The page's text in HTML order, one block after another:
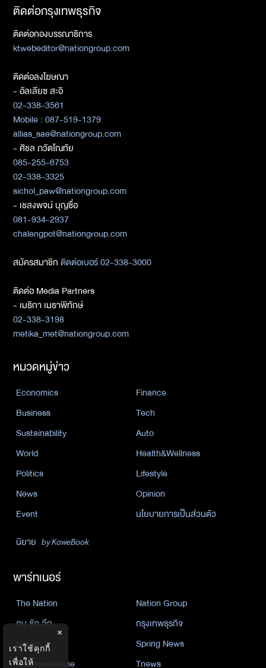
ติดต่อกรุงเทพธุรกิจ
ติดต่อกองบรรณาธิการ
ktwebeditor@nationgroup.com
ติดต่อลงโฆษณา
- อัลเลียซ สะอิ
02-338-3561
Mobile : 087-519-1379
allias_sae@nationgroup.com
- ศิชล ภวัตโณทัย
085-255-6753
02-338-3325
sichol_paw@nationgroup.com
- เชลงพจน์ บุญซื่อ
081-934-2937
chalengpot@nationgroup.com
สมัครสมาชิกติดต่อเบอร์ 02-338-3000
ติดต่อ Media Partners
- เมธิกา เมธาพิทักษ์
02-338-3198
metika_met@nationgroup.com
หมวดหมู่ข่าว
Economics
Finance
Business
Tech
Sustainability
Auto
World
Health&Wellness
Politics
Lifestyle
News
Opinion
Event
นโยบายการเป็นส่วนตัว
นิยาย by KaweBook
พาร์ทเนอร์
The Nation
Nation Group
คม ชัด ลึก
กรุงเทพธุรกิจ
Nation
Spring News
Thainewsonline
Tnews
×
เราใช้คุกกี้
เพื่อให้